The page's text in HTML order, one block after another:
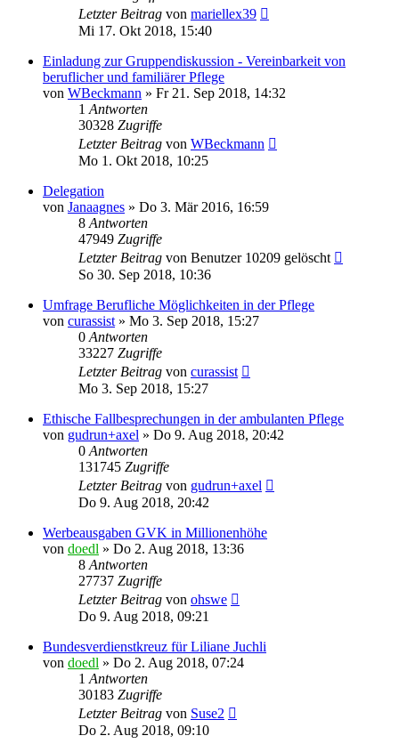
Letzter Beitrag von mariellex39
Mi 17. Okt 2018, 15:40
Einladung zur Gruppendiskussion - Vereinbarkeit von
beruflicher und familiärer Pflege
von WBeckmann » Fr 21. Sep 2018, 14:32
1 Antworten
30328 Zugriffe
Letzter Beitrag von WBeckmann
Mo 1. Okt 2018, 10:25
Delegation
von Janaagnes » Do 3. Mär 2016, 16:59
8 Antworten
47949 Zugriffe
Letzter Beitrag von Benutzer 10209 gelöscht
So 30. Sep 2018, 10:36
Umfrage Berufliche Möglichkeiten in der Pflege
von curassist » Mo 3. Sep 2018, 15:27
0 Antworten
33227 Zugriffe
Letzter Beitrag von curassist
Mo 3. Sep 2018, 15:27
Ethische Fallbesprechungen in der ambulanten Pflege
von gudrun+axel » Do 9. Aug 2018, 20:42
0 Antworten
131745 Zugriffe
Letzter Beitrag von gudrun+axel
Do 9. Aug 2018, 20:42
Werbeausgaben GVK in Millionenhöhe
von doedl » Do 2. Aug 2018, 13:36
8 Antworten
27737 Zugriffe
Letzter Beitrag von ohswe
Do 9. Aug 2018, 09:21
Bundesverdienstkreuz für Liliane Juchli
von doedl » Do 2. Aug 2018, 07:24
1 Antworten
30183 Zugriffe
Letzter Beitrag von Suse2
Do 2. Aug 2018, 09:10